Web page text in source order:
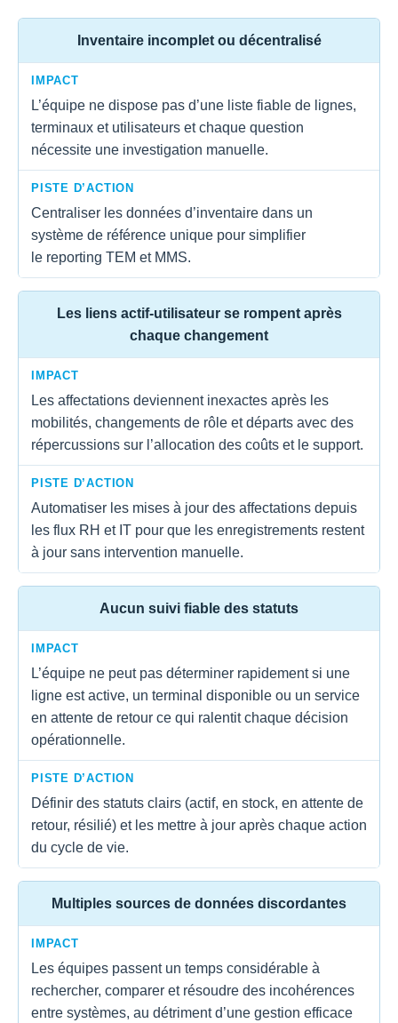
Inventaire incomplet ou décentralisé
IMPACT
L’équipe ne dispose pas d’une liste fiable de lignes,
terminaux et utilisateurs et chaque question
nécessite une investigation manuelle.
PISTE D’ACTION
Centraliser les données d’inventaire dans un
système de référence unique pour simplifier
le reporting TEM et MMS.
Les liens actif-utilisateur se rompent après
chaque changement
IMPACT
Les affectations deviennent inexactes après les
mobilités, changements de rôle et départs avec des
répercussions sur l’allocation des coûts et le support.
PISTE D’ACTION
Automatiser les mises à jour des affectations depuis
les flux RH et IT pour que les enregistrements restent
à jour sans intervention manuelle.
Aucun suivi fiable des statuts
IMPACT
L’équipe ne peut pas déterminer rapidement si une
ligne est active, un terminal disponible ou un service
en attente de retour ce qui ralentit chaque décision
opérationnelle.
PISTE D’ACTION
Définir des statuts clairs (actif, en stock, en attente de
retour, résilié) et les mettre à jour après chaque action
du cycle de vie.
Multiples sources de données discordantes
IMPACT
Les équipes passent un temps considérable à
rechercher, comparer et résoudre des incohérences
entre systèmes, au détriment d’une gestion efficace